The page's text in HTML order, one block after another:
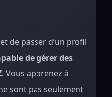
de passer d’un profil
de gérer des
. Vous apprenez à
sont pas seulement